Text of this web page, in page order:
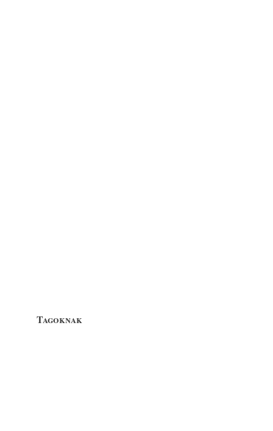
Tagoknak